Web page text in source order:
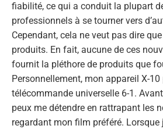
fiabilité, ce qui a conduit la plupart
professionnels à se tourner vers
Cependant, cela ne veut pas dire
produits. En fait, aucune de ces
fournit la pléthore de produits que
Personnellement, mon appareil X-10
télécommande universelle 6-1. Avant
peux me détendre en rattrapant les
regardant mon film préféré. Lorsque